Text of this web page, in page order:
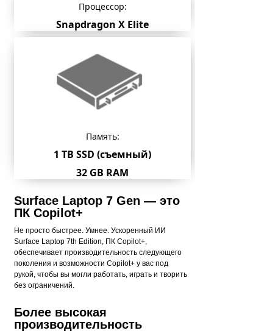
Процессор:
Snapdragon X Elite
Память:
1 TB SSD (съемный)
32 GB RAM
Surface Laptop 7 Gen — это
ПК Copilot+
Не просто быстрее. Умнее. Ускоренный ИИ
Surface Laptop 7th Edition, ПК Copilot+,
обеспечивает производительность следующего
поколения и возможности Copilot+ у вас под
рукой, чтобы вы могли работать, играть и творить
без ограничений.
Более высокая
производительность